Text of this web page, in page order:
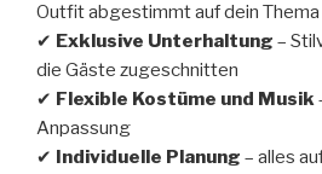
Outfit abgestimmt auf dein Thema
✔ Exklusive Unterhaltung –
die Gäste zugeschnitten
✔ Flexible Kostüme und Musik
Anpassung
✔ Individuelle Planung – alles